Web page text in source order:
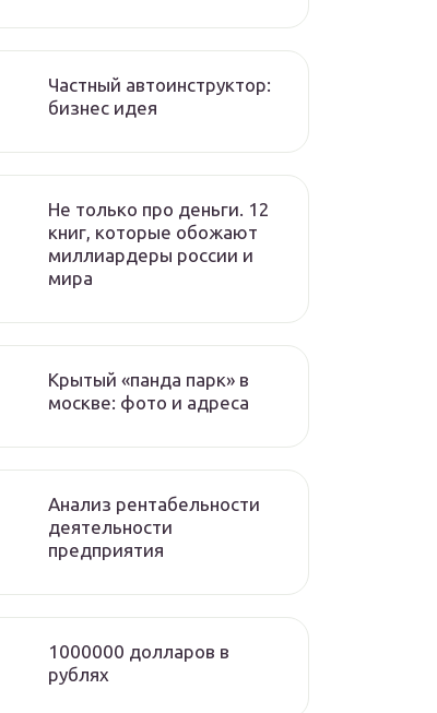
Частный автоинструктор:
бизнес идея
Не только про деньги. 12
книг, которые обожают
миллиардеры россии и
мира
Крытый «панда парк» в
москве: фото и адреса
Анализ рентабельности
деятельности
предприятия
1000000 долларов в
рублях